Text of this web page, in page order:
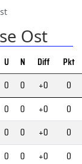
Ost
U N Diff
Pkt
0 0 +0
0
0 0 +0
0
0 0 +0
0
0 0 +0
0